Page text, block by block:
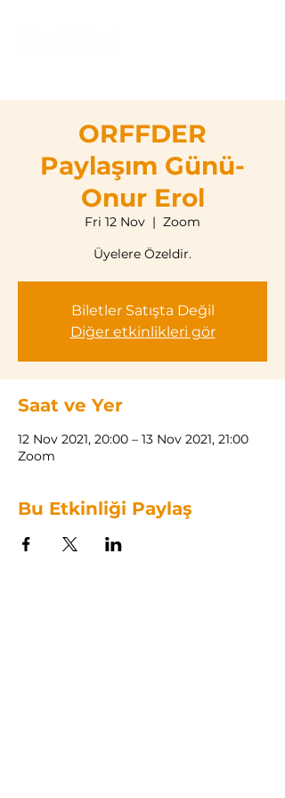
ORFFDER
Paylaşım Günü-
Onur Erol
Fri 12 Nov
  |
Zoom
Üyelere Özeldir.
Biletler Satışta Değil
Diğer etkinlikleri gör
Saat ve Yer
12 Nov 2021, 20:00 – 13 Nov 2021, 21:00
Zoom
Bu Etkinliği Paylaş